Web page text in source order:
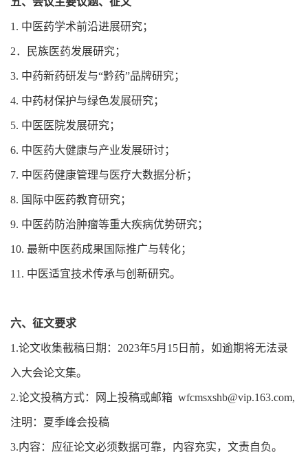
1. 中医药学术前沿进展研究；
2．民族医药发展研究；
3. 中药新药研发与“黔药”品牌研究；
4. 中药材保护与绿色发展研究；
5. 中医医院发展研究；
6. 中医药大健康与产业发展研讨；
7. 中医药健康管理与医疗大数据分析；
8. 国际中医药教育研究；
9. 中医药防治肿瘤等重大疾病优势研究；
10. 最新中医药成果国际推广与转化；
11. 中医适宜技术传承与创新研究。
六、征文要求
1.论文收集截稿日期：2023年5月15日前，如逾期将无法录
入大会论文集。
2.论文投稿方式：网上投稿或邮箱 wfcmsxshb@vip.163.com,
注明：夏季峰会投稿
3.内容：应征论文必须数据可靠，内容充实，文责自负。